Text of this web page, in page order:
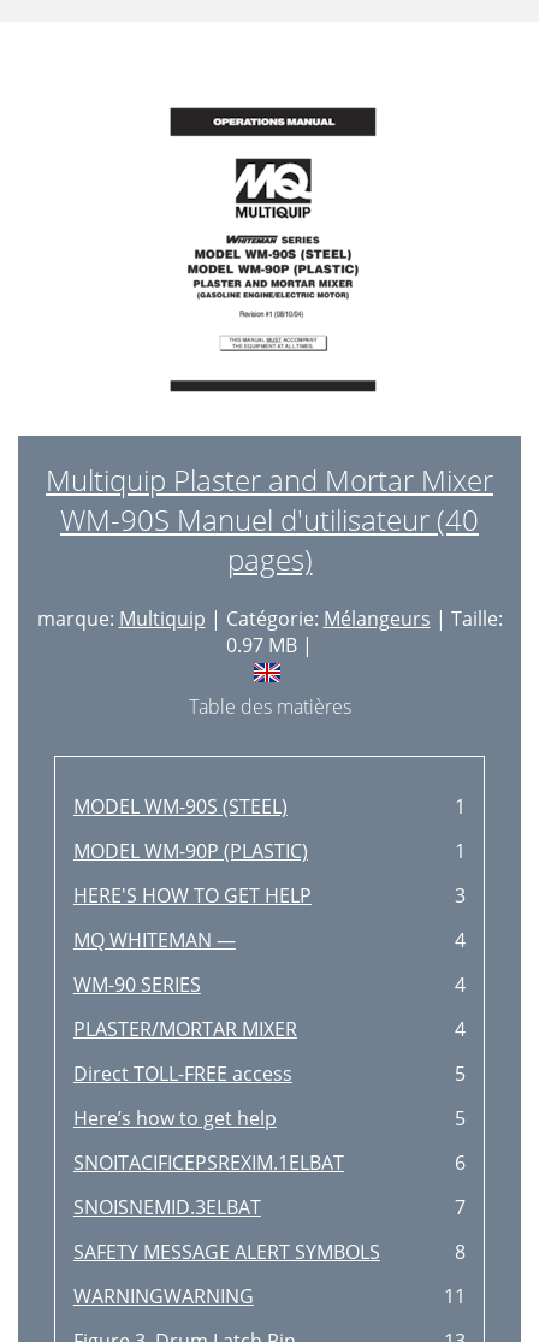
Multiquip Plaster and Mortar Mixer
WM-90S Manuel d'utilisateur (40
pages)
marque: Multiquip | Catégorie: Mélangeurs | Taille:
0.97 MB |
Table des matières
MODEL WM-90S (STEEL)
1
MODEL WM-90P (PLASTIC)
1
HERE'S HOW TO GET HELP
3
MQ WHITEMAN —
4
WM-90 SERIES
4
PLASTER/MORTAR MIXER
4
Direct TOLL-FREE access
5
Here’s how to get help
5
SNOITACIFICEPSREXIM.1ELBAT
6
SNOISNEMID.3ELBAT
7
SAFETY MESSAGE ALERT SYMBOLS
8
WARNINGWARNING
11